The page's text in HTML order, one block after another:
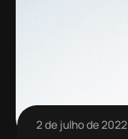
2 de julho de 2022